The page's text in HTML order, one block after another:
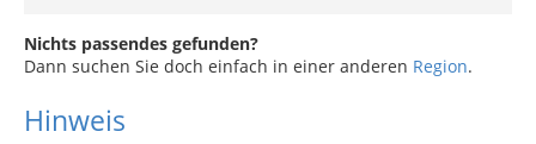
Nichts passendes gefunden?
Dann suchen Sie doch einfach in einer anderen Region.
Hinweis